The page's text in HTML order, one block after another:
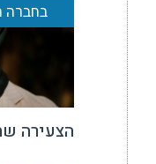
בחברה
הצעירה